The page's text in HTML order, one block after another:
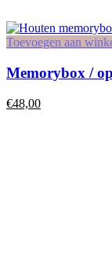
Toevoegen aan
Memorybox /
€48,00